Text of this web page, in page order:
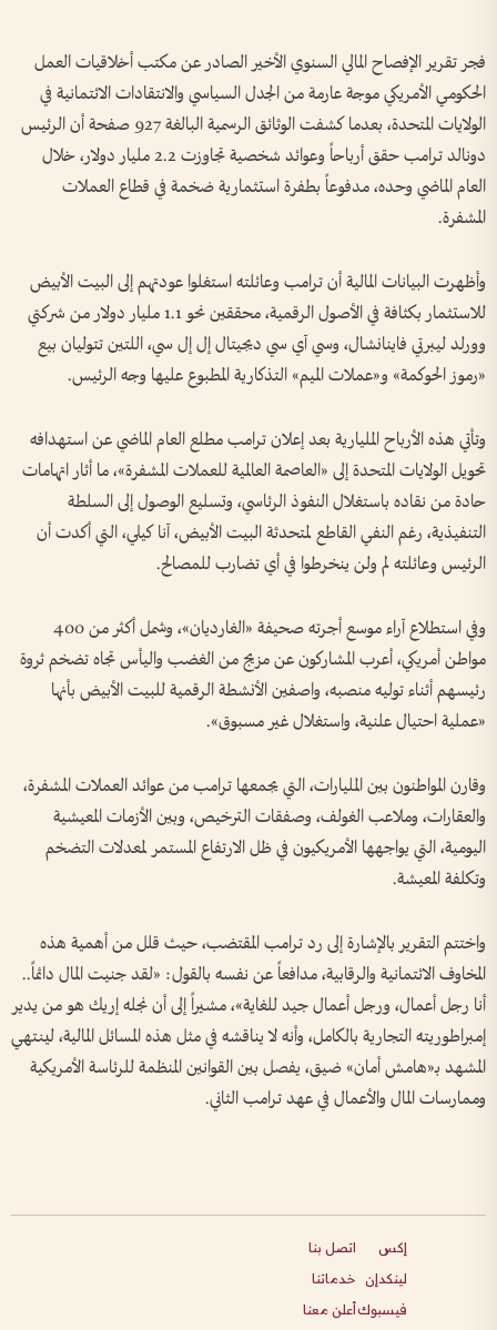
فجر تقرير الإفصاح المالي السنوي الأخير الصادر عن مكتب أخلاقيات العمل
الحكومي الأمريكي موجة عارمة من الجدل السياسي والانتقادات الائتمانية في
الولايات المتحدة، بعدما كشفت الوثائق الرسمية البالغة 927 صفحة أن الرئيس
دونالد ترامب حقق أرباحاً وعوائد شخصية تجاوزت 2.2 مليار دولار، خلال
العام الماضي وحده، مدفوعاً بطفرة استثمارية ضخمة في قطاع العملات
المشفرة.
وأظهرت البيانات المالية أن ترامب وعائلته استغلوا عودتهم إلى البيت الأبيض
للاستثمار بكثافة في الأصول الرقمية، محققين نحو 1.1 مليار دولار من شركتي
وورلد ليبرتي فاينانشال، وسي آي سي ديجيتال إل إل سي، اللتين تتوليان بيع
«رموز الحوكمة» و«عملات الميم» التذكارية المطبوع عليها وجه الرئيس.
وتأتي هذه الأرباح المليارية بعد إعلان ترامب مطلع العام الماضي عن استهدافه
تحويل الولايات المتحدة إلى «العاصمة العالمية للعملات المشفرة»، ما أثار اتهامات
حادة من نقاده باستغلال النفوذ الرئاسي، وتسليع الوصول إلى السلطة
التنفيذية، رغم النفي القاطع لمتحدثة البيت الأبيض، آنا كيلي، التي أكدت أن
الرئيس وعائلته لم ولن ينخرطوا في أي تضارب للمصالح.
وفي استطلاع آراء موسع أجرته صحيفة «الغارديان»، وشمل أكثر من 400
مواطن أمريكي، أعرب المشاركون عن مزيج من الغضب واليأس تجاه تضخم ثروة
رئيسهم أثناء توليه منصبه، واصفين الأنشطة الرقمية للبيت الأبيض بأنها
«عملية احتيال علنية، واستغلال غير مسبوق».
وقارن المواطنون بين المليارات، التي يجمعها ترامب من عوائد العملات المشفرة،
والعقارات، وملاعب الغولف، وصفقات الترخيص، وبين الأزمات المعيشية
اليومية، التي يواجهها الأمريكيون في ظل الارتفاع المستمر لمعدلات التضخم
وتكلفة المعيشة.
واختتم التقرير بالإشارة إلى رد ترامب المقتضب، حيث قلل من أهمية هذه
المخاوف الائتمانية والرقابية، مدافعاً عن نفسه بالقول: «لقد جنيت المال دائماً..
أنا رجل أعمال، ورجل أعمال جيد للغاية»، مشيراً إلى أن نجله إريك هو من يدير
إمبراطوريته التجارية بالكامل، وأنه لا يناقشه في مثل هذه المسائل المالية، لينتهي
المشهد بـ«هامش أمان» ضيق، يفصل بين القوانين المنظمة للرئاسة الأمريكية
وممارسات المال والأعمال في عهد ترامب الثاني.
إكس
لينكدإن
فيسبوك
اتصل بنا
خدماتنا
أعلن معنا